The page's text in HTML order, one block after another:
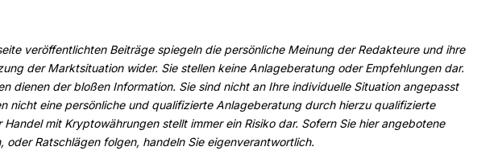
veröffentlichten Beiträge spiegeln die persönliche Meinung der Redakteure und ihre
der Marktsituation wider. Sie stellen keine Anlageberatung oder Empfehlungen dar.
dienen der bloßen Information. Sie sind nicht an Ihre individuelle Situation angepasst
nicht eine persönliche und qualifizierte Anlageberatung durch hierzu qualifizierte
Handel mit Kryptowährungen stellt immer ein Risiko dar. Sofern Sie hier angebotene
oder Ratschlägen folgen, handeln Sie eigenverantwortlich.